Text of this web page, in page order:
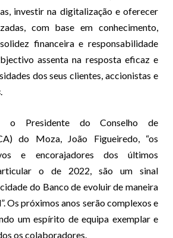
investir na digitalização e oferecer
com base em conhecimento,
financeira e responsabilidade
assenta na resposta eficaz e
dos seus clientes, accionistas e
.
o Presidente do Conselho de
do Moza, João Figueiredo, “os
e encorajadores dos últimos
o de 2022, são um sinal
do Banco de evoluir de maneira
Os próximos anos serão complexos e
um espírito de equipa exemplar e
os colaboradores.